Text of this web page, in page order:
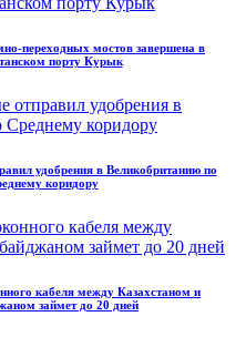
переходных мостов завершена в
порту Курык
удобрения в Великобританию по
коридору
кабеля между Казахстаном и
займет до 20 дней